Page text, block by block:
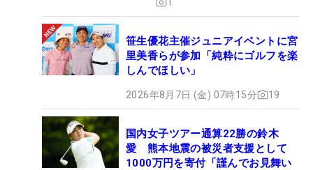
笹生優花主催ジュニアイベントに宮
里美香らが参加「純粋にゴルフを楽
しんでほしい」
2026年8月7日 (金) 07時15分 19
国内女子ツアー通算22勝の鈴木
愛 熊本地震の被災者支援として
1000万円を寄付「謹んでお見舞い